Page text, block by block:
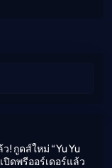
! กูดส์ใหม่ “Yu Yu
ปิดพรีออร์เดอร์แล้ว